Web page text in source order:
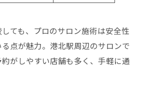
ても、プロのサロン施術は安全性
点が魅力。港北駅周辺のサロンで
がしやすい店舗も多く、手軽に通